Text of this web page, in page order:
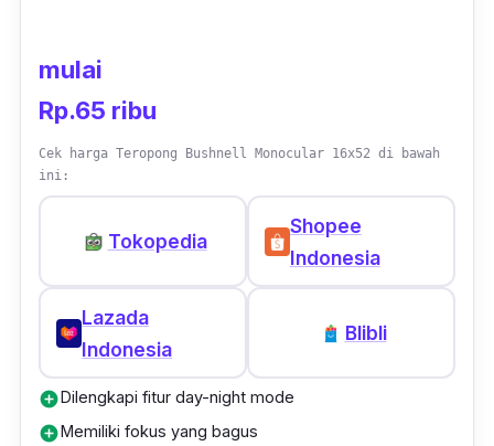
mulai
Rp.65 ribu
Cek harga Teropong Bushnell Monocular 16x52 di bawah
ini:
Tokopedia
Shopee
Indonesia
Lazada
Indonesia
Blibli
add_circleDilengkapi fitur day-night mode
add_circleMemiliki fokus yang bagus